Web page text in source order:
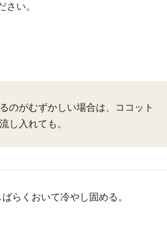
い。
のがむずかしい場合は、ココット
し入れても。
らくおいて冷やし固める。